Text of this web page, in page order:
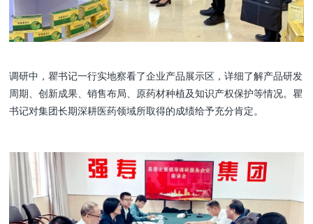
调研中，瞿书记一行实地察看了企业产品展示区，详细了解产品研发
周期、创新成果、销售布局、原药材种植及知识产权保护等情况。瞿
书记对集团长期深耕医药领域所取得的成绩给予充分肯定。